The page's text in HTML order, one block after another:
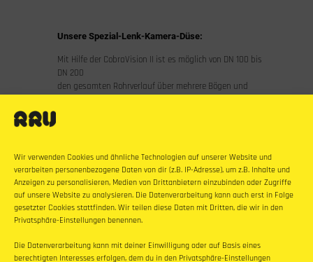
Wir verwenden Cookies und ähnliche Technologien auf unserer Website und
verarbeiten personenbezogene Daten von dir (z.B. IP-Adresse), um z.B. Inhalte und
Anzeigen zu personalisieren, Medien von Drittanbietern einzubinden oder Zugriffe
auf unsere Website zu analysieren. Die Datenverarbeitung kann auch erst in Folge
gesetzter Cookies stattfinden. Wir teilen diese Daten mit Dritten, die wir in den
Privatsphäre-Einstellungen benennen.
Die Datenverarbeitung kann mit deiner Einwilligung oder auf Basis eines
berechtigten Interesses erfolgen, dem du in den Privatsphäre-Einstellungen
Unsere Spezial-Lenk-Kamera-Düse:
Mit Hilfe der CobraVision II ist es möglich von DN 100 bis
DN 200
den gesamten Rohrverlauf über mehrere Bögen und